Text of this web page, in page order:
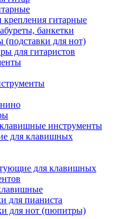
гитарные
банкетки
для нот)
для гитаристов
инструменты
для клавишных
для клавишных
для пианиста
для нот (пюпитры)